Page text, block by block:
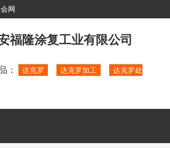
网
福隆涂复工业有限公司
： 达克罗 达克罗加工
达克罗处